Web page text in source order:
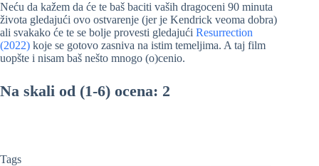
Neću da kažem da će te baš baciti vaših dragoceni 90 minuta
života gledajući ovo ostvarenje (jer je Kendrick veoma dobra)
ali svakako će te se bolje provesti gledajući Resurrection
(2022) koje se gotovo zasniva na istim temeljima. A taj film
uopšte i nisam baš nešto mnogo (o)cenio.
Na skali od (1-6) ocena: 2
Tags